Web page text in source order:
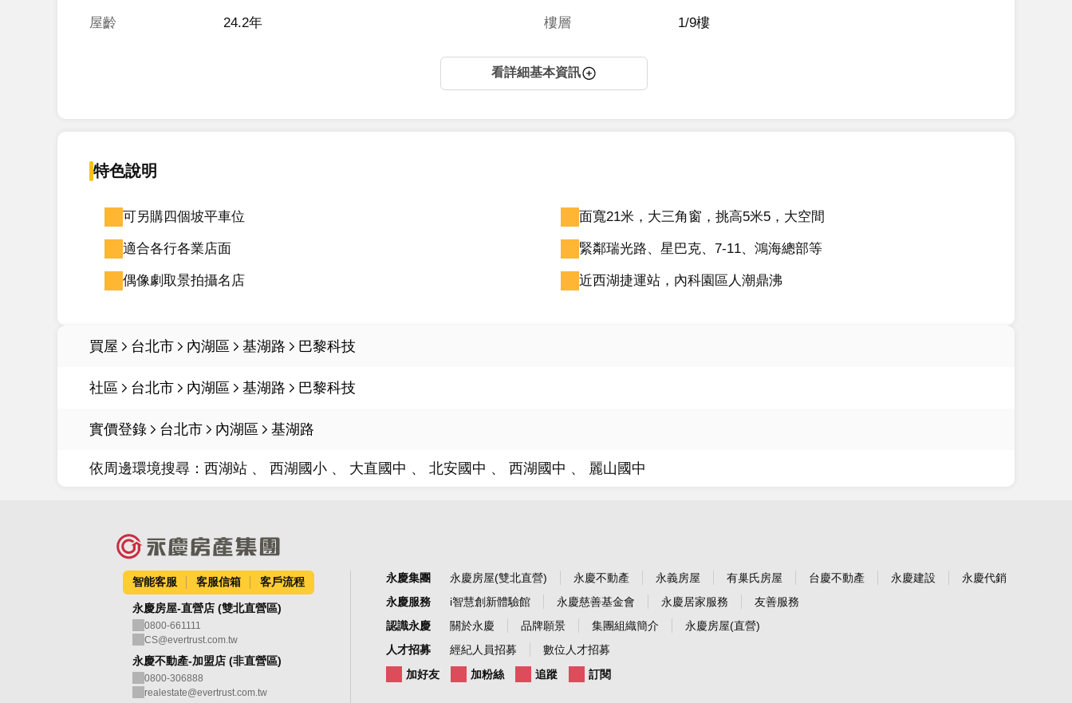
屋齡 24.2年 樓層 1/9樓
看詳細基本資訊
特色說明
可另購四個坡平車位 面寬21米，大三角窗，挑高5米5，大空間
適合各行各業店面 緊鄰瑞光路、星巴克、7-11、鴻海總部等
偶像劇取景拍攝名店 近西湖捷運站，內科園區人潮鼎沸
買屋 台北市 內湖區 基湖路 巴黎科技
社區 台北市 內湖區 基湖路 巴黎科技
實價登錄 台北市 內湖區 基湖路
依周邊環境搜尋： 西湖站 西湖國小 大直國中 北安國中 西湖國中 麗山國中
智能客服 客服信箱 客戶流程
永慶房屋-直營店 (雙北直營區)
0800-661111
CS@evertrust.com.tw
永慶不動產-加盟店 (非直營區)
0800-306888
realestate@evertrust.com.tw
永慶集團 永慶房屋(雙北直營) 永慶不動產 永義房屋 有巢氏房屋 台慶不動產 永慶建設
永慶代銷
永慶服務
i智慧創新體驗館 永慶慈善基金會 永慶居家服務
友善服務
認識永慶
關於永慶 品牌願景 集團組織簡介
永慶房屋(直營)
人才招募
經紀人員招募
數位人才招募
加好友
加粉絲 追蹤 訂閱